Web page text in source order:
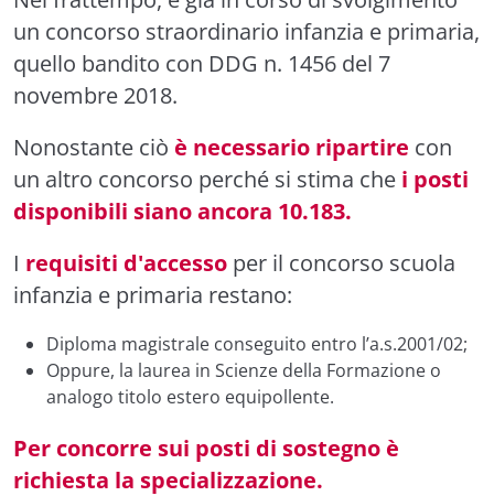
un concorso straordinario infanzia e primaria,
quello bandito con DDG n. 1456 del 7
novembre 2018.
Nonostante ciò è necessario ripartire con
un altro concorso perché si stima che i posti
disponibili siano ancora 10.183.
I requisiti d'accesso per il concorso scuola
infanzia e primaria restano:
Diploma magistrale conseguito entro l’a.s.2001/02;
Oppure, la laurea in Scienze della Formazione o
analogo titolo estero equipollente.
Per concorre sui posti di sostegno è
richiesta la specializzazione.